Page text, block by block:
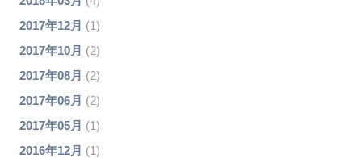
2017年12月 (1)
2017年10月 (2)
2017年08月 (2)
2017年06月 (2)
2017年05月 (1)
2016年12月 (1)